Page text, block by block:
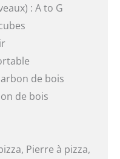
: A to G
de bois
de bois
Pierre à pizza,